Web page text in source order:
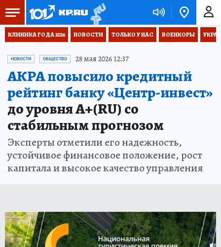
КЛИНИКА ГОДА 2026 НОВОСТИ ТОЛЬКО У НАС ВОЕНКОРЫ
НОВОСТИ ОБЩЕСТВО 28 мая 2026 12:37
АКРА повысило кредитный
рейтинг банку «Центр-инвест»
до уровня А+(RU) со
стабильным прогнозом
Эксперты отметили его надежность,
устойчивое финансовое положение, рост
капитала и высокое качество управления